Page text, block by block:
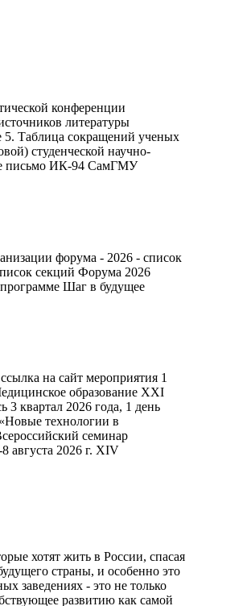
конференции
литературы
Таблица сокращений ученых
студенческой научно-
письмо ИК-94 СамГМУ
форума - 2026 - список
секций Форума 2026
Шаг в будущее
на сайт мероприятия 1
образование XXI
3 квартал 2026 года, 1 день
технологии в
семинар
августа 2026 г. XIV
хотят жить в России, спасая
страны, и особенно это
заведениях - это не только
развитию как самой